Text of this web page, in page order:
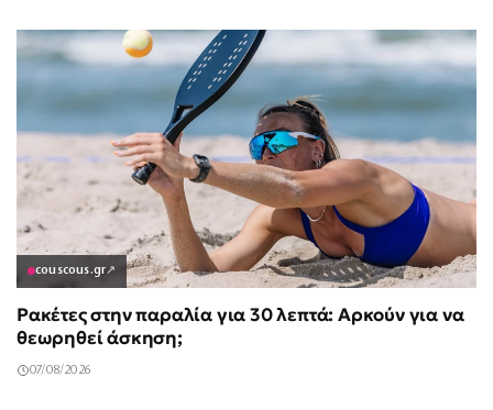
couscous.gr↗
Ρακέτες στην παραλία για 30 λεπτά: Αρκούν για να
θεωρηθεί άσκηση;
07/08/2026